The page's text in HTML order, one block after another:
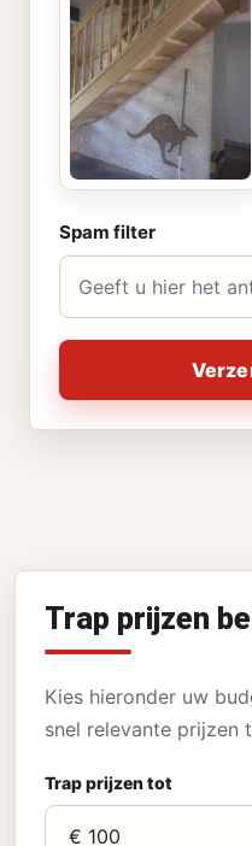
Spam filter
Trap prijzen
Kies hieronder uw
snel relevante prijzen
Trap prijzen tot